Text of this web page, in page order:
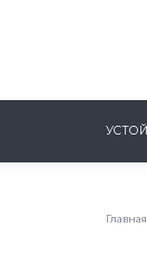
Неделя с ТМК.
Главная